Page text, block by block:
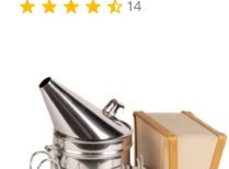
star star star star star_half 14